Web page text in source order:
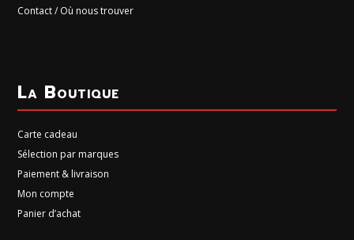
Contact / Où nous trouver
La Boutique
Carte cadeau
Sélection par marques
Paiement & livraison
Mon compte
Panier d’achat